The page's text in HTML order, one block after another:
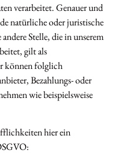
verarbeitet. Genauer und
natürliche oder juristische
Stelle, die in unserem
gilt als
können folglich
Bezahlungs- oder
wie beispielsweise
hier ein